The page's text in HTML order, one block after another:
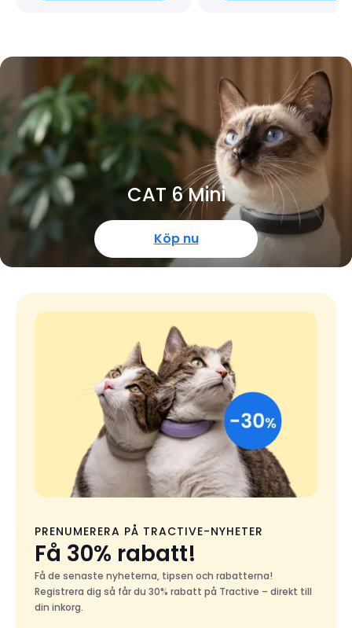
CAT 6 Mini
Köp nu
PRENUMERERA PÅ TRACTIVE-NYHETER
Få 30% rabatt!
Få de senaste nyheterna, tipsen och rabatterna!
Registrera dig så får du 30% rabatt på Tractive – direkt till
din inkorg.